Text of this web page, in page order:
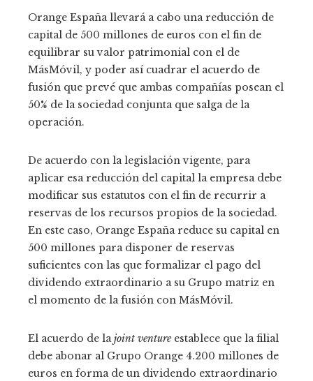
Orange España llevará a cabo una reducción de
capital de 500 millones de euros con el fin de
equilibrar su valor patrimonial con el de
MásMóvil, y poder así cuadrar el acuerdo de
fusión que prevé que ambas compañías posean el
50% de la sociedad conjunta que salga de la
operación.
De acuerdo con la legislación vigente, para
aplicar esa reducción del capital la empresa debe
modificar sus estatutos con el fin de recurrir a
reservas de los recursos propios de la sociedad.
En este caso, Orange España reduce su capital en
500 millones para disponer de reservas
suficientes con las que formalizar el pago del
dividendo extraordinario a su Grupo matriz en
el momento de la fusión con MásMóvil.
El acuerdo de lajoint ventureestablece que la filial
debe abonar al Grupo Orange 4.200 millones de
euros en forma de un dividendo extraordinario